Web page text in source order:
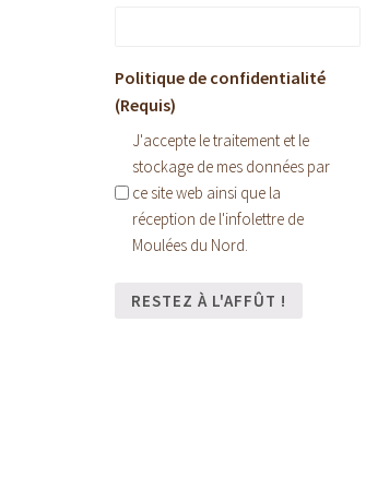
Politique de confidentialité
(Requis)
J'accepte le traitement et le
stockage de mes données par
ce site web ainsi que la
réception de l'infolettre de
Moulées du Nord.